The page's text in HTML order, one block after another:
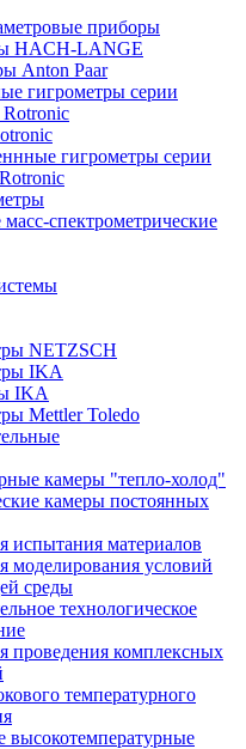
приборы
HACH-LANGE
Anton Paar
гигрометры серии
гигрометры серии
спектрометрические
NETZSCH
IKA
IKA
Mettler Toledo
камеры "тепло-холод"
камеры постоянных
испытания материалов
моделирования условий
среды
технологическое
проведения комплексных
температурного
высокотемпературные